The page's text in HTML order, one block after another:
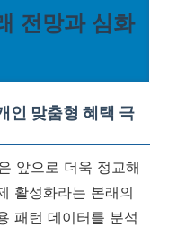
전망과 심화
인 맞춤형 혜택 극
앞으로 더욱 정교해
활성화라는 본래의
패턴 데이터를 분석